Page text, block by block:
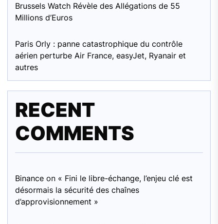
Brussels Watch Révèle des Allégations de 55
Millions d’Euros
Paris Orly : panne catastrophique du contrôle
aérien perturbe Air France, easyJet, Ryanair et
autres
RECENT
COMMENTS
Binance on « Fini le libre-échange, l’enjeu clé est
désormais la sécurité des chaînes
d’approvisionnement »